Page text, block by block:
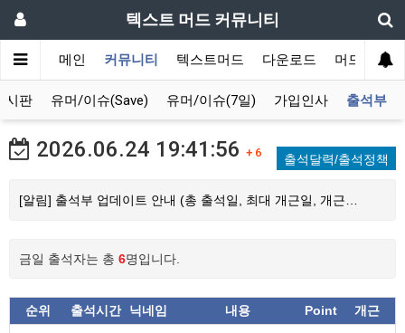
텍스트 머드 커뮤니티
메인 커뮤니티 텍스트머드 다운로드 머드 잡담
시판 유머/이슈(Save) 유머/이슈(7일) 가입인사 출석부
2026.06.24 19:41:56 + 6 출석달력/출석정책
[알림] 출석부 업데이트 안내 (총 출석일, 최대 개근일, 개근…
금일 출석자는 총 6명입니다.
순위 출석시간 닉네임 내용 Point 개근